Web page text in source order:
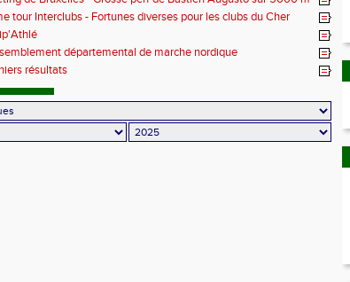
tour Interclubs - Fortunes diverses pour les clubs du Cher
départemental de marche nordique
résultats